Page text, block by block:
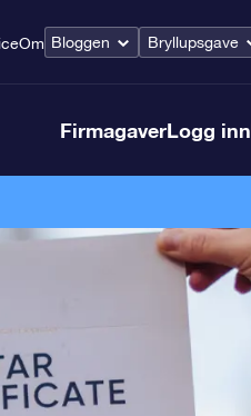
Om Bloggen Bryllupsgave
FirmagaverLogg inn